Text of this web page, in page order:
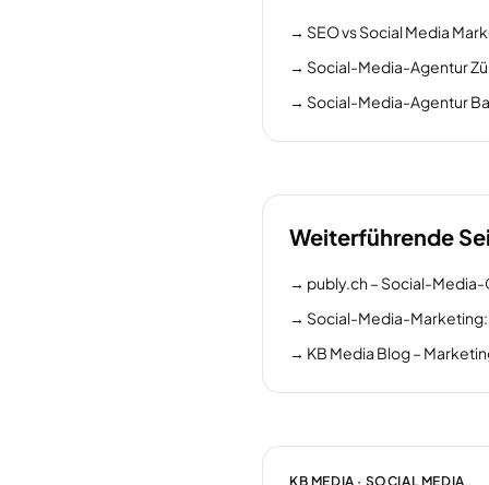
→ SEO vs Social Media
→ Social-Media-Agentur
→ Social-Media-Agentur
Weiterführende
→ publy.ch – Social-
→ Social-Media-
→ KB Media Blog –
KB MEDIA · SOCIAL MEDIA